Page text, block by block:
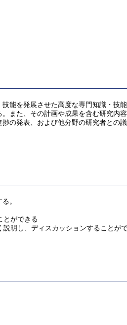
能を発展させた高度な専門知識・
また、その計画や成果を含む研究内
の発表、および他分野の研究者との
。
とができる
明し、ディスカッションすることが